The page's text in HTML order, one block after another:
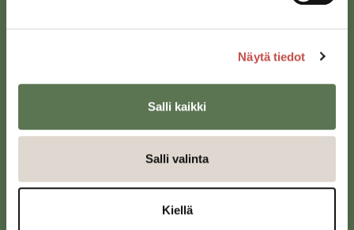
Näytä tiedot
Salli kaikki
Salli valinta
Kiellä
Sivulantie 11, PL 13
kirjaamo@saarijarvi.fi